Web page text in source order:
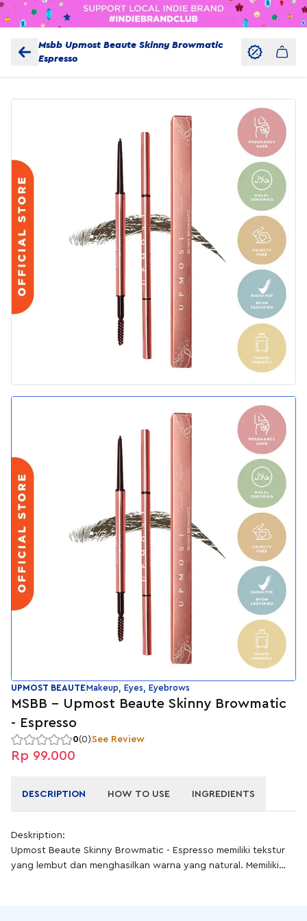
Msbb Upmost Beaute Skinny Browmatic
Espresso
UPMOST BEAUTEMakeup, Eyes, Eyebrows
MSBB - Upmost Beaute Skinny Browmatic
- Espresso
0(0)See Review
Rp 99.000
DESCRIPTION HOW TO USE INGREDIENTS
Deskription:
Upmost Beaute Skinny Browmatic - Espresso memiliki tekstur
yang lembut dan menghasilkan warna yang natural. Memiliki